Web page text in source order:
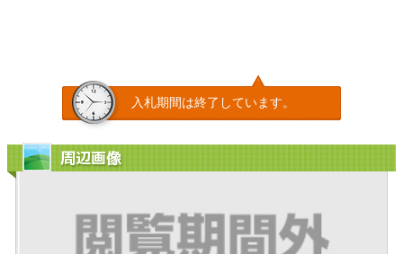
入札期間は終了しています。
周辺画像